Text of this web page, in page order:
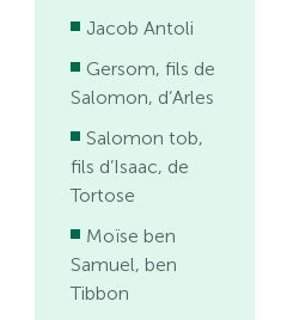
Jacob Antoli
Gersom, fils de
Salomon, d’Arles
Salomon tob,
fils d’Isaac, de
Tortose
Moïse ben
Samuel, ben
Tibbon